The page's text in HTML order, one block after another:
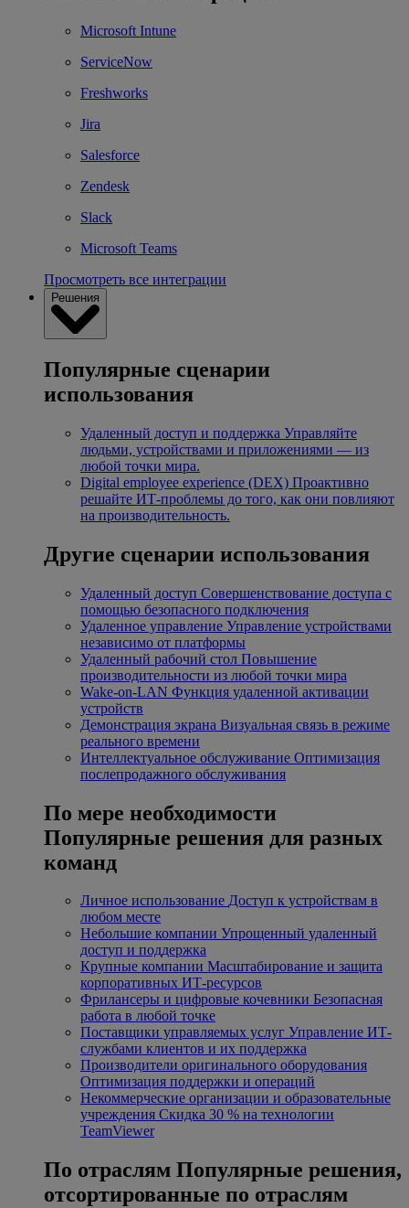
Microsoft Intune
ServiceNow
Freshworks
Jira
Salesforce
Zendesk
Slack
Microsoft Teams
Просмотреть все интеграции
Решения
Популярные сценарии
использования
Удаленный доступ и поддержка Управляйте
людьми, устройствами и приложениями — из
любой точки мира.
Digital employee experience (DEX) Проактивно
решайте ИТ-проблемы до того, как они повлияют
на производительность.
Другие сценарии использования
Удаленный доступ Совершенствование доступа с
помощью безопасного подключения
Удаленное управление Управление устройствами
независимо от платформы
Удаленный рабочий стол Повышение
производительности из любой точки мира
Wake-on-LAN Функция удаленной активации
устройств
Демонстрация экрана Визуальная связь в режиме
реального времени
Интеллектуальное обслуживание Оптимизация
послепродажного обслуживания
По мере необходимости
Популярные решения для разных
команд
Личное использование Доступ к устройствам в
любом месте
Небольшие компании Упрощенный удаленный
доступ и поддержка
Крупные компании Масштабирование и защита
корпоративных ИТ-ресурсов
Фрилансеры и цифровые кочевники Безопасная
работа в любой точке
Поставщики управляемых услуг Управление ИТ-
службами клиентов и их поддержка
Производители оригинального оборудования
Оптимизация поддержки и операций
Некоммерческие организации и образовательные
учреждения Скидка 30 % на технологии
TeamViewer
По отраслям Популярные решения,
отсортированные по отраслям